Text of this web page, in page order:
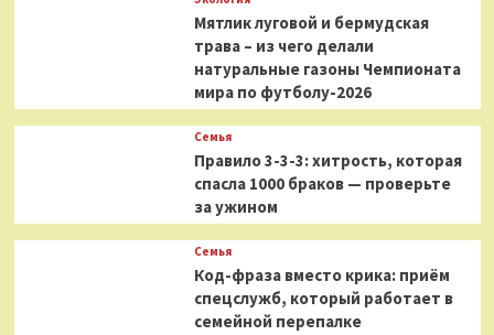
Мятлик луговой и бермудская
трава – из чего делали
натуральные газоны Чемпионата
мира по футболу-2026
Семья
Правило 3-3-3: хитрость, которая
спасла 1000 браков — проверьте
за ужином
Семья
Код-фраза вместо крика: приём
спецслужб, который работает в
семейной перепалке